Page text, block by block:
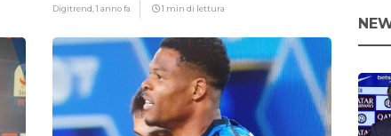
Digitrend,1 anno fa 1 min di lettura